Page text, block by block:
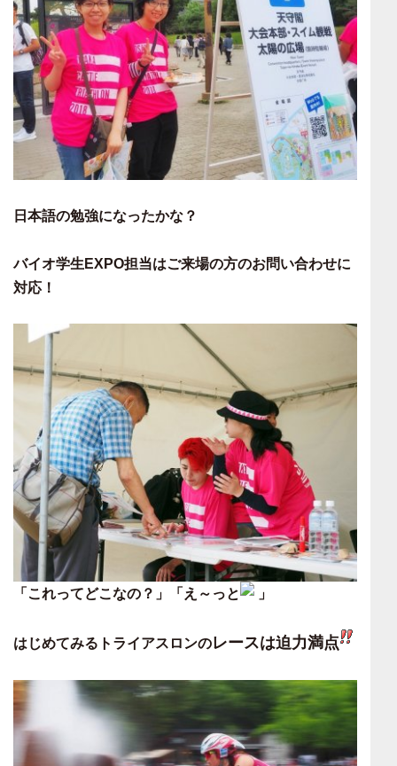
日本語の勉強になったかな？
バイオ学生EXPO担当はご来場の方のお問い合わせに
対応！
「これってどこなの？」「え～っと 」
はじめてみるトライアスロンのレースは迫力満点